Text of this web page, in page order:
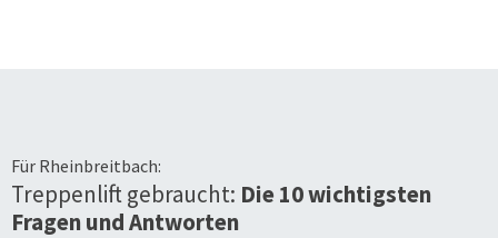
Für Rheinbreitbach:
Treppenlift gebraucht: Die 10 wichtigsten
Fragen und Antworten